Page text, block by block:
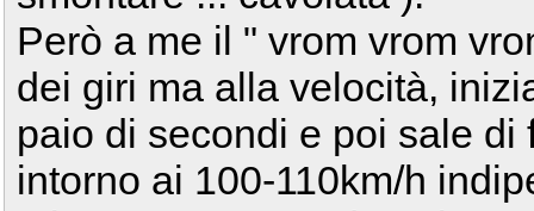
Però a me il " vrom vrom
dei giri ma alla velocità,
paio di secondi e poi sale
intorno ai 100-110km/h